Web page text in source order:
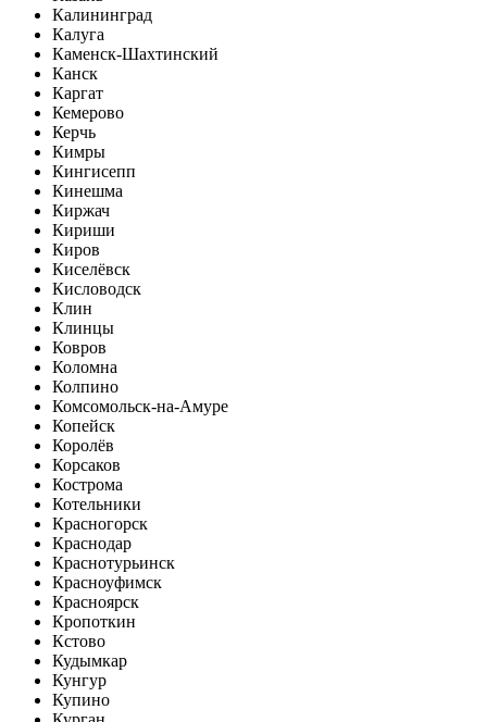
Калининград
Калуга
Каменск-Шахтинский
Канск
Каргат
Кемерово
Керчь
Кимры
Кингисепп
Кинешма
Киржач
Кириши
Киров
Киселёвск
Кисловодск
Клин
Клинцы
Ковров
Коломна
Колпино
Комсомольск-на-Амуре
Копейск
Королёв
Корсаков
Кострома
Котельники
Красногорск
Краснодар
Краснотурьинск
Красноуфимск
Красноярск
Кропоткин
Кстово
Кудымкар
Кунгур
Купино